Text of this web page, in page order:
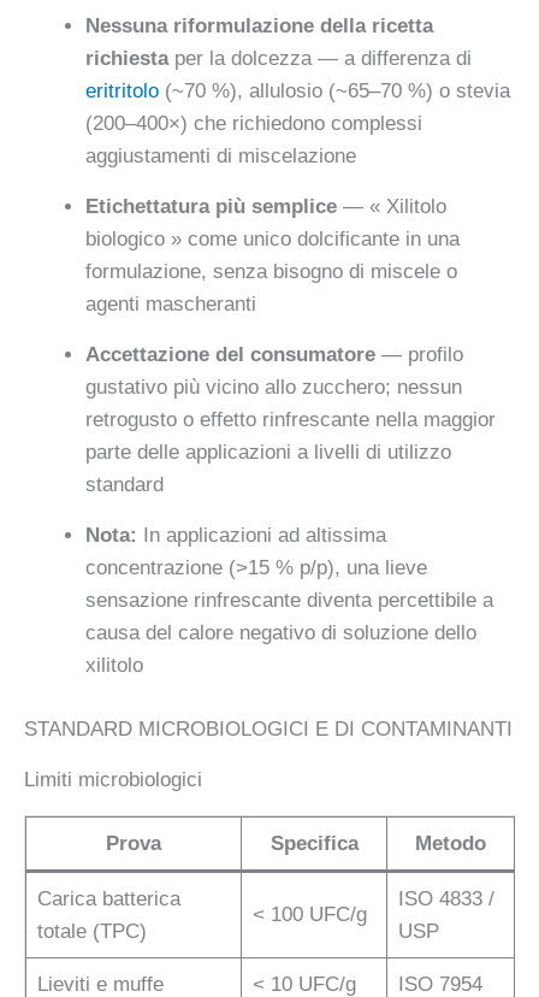
Nessuna riformulazione della ricetta
richiestaper la dolcezza — a differenza di
eritritolo (~70 %), allulosio (~65–70 %) o stevia
(200–400×) che richiedono complessi
aggiustamenti di miscelazione
Etichettatura più semplice — « Xilitolo
biologico » come unico dolcificante in una
formulazione, senza bisogno di miscele o
agenti mascheranti
Accettazione del consumatore — profilo
gustativo più vicino allo zucchero; nessun
retrogusto o effetto rinfrescante nella maggior
parte delle applicazioni a livelli di utilizzo
standard
Nota:
In applicazioni ad altissima
concentrazione (>15 % p/p), una lieve
sensazione rinfrescante diventa percettibile a
causa del calore negativo di soluzione dello
xilitolo
STANDARD MICROBIOLOGICI E DI CONTAMINANTI
Limiti microbiologici
Prova Specifica Metodo
Carica batterica
totale (TPC)
< 100 UFC/g
ISO 4833 /
USP
Lieviti e muffe < 10 UFC/g ISO 7954